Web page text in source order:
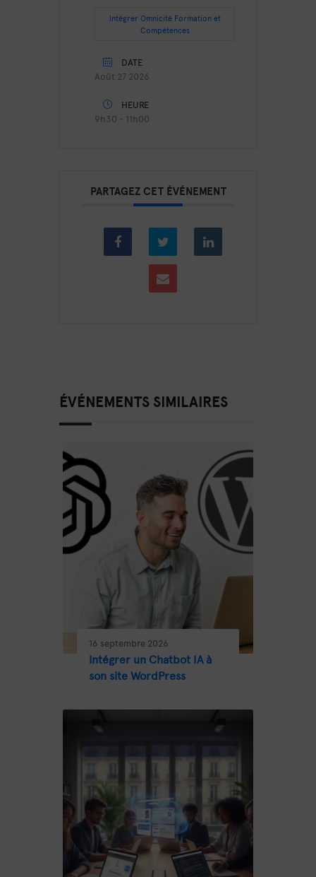
Intégrer Omnicité Formation et
Compétences
DATE
Août 27 2026
HEURE
9h30 - 11h00
PARTAGEZ CET ÉVÉNEMENT
ÉVÉNEMENTS SIMILAIRES
16 septembre 2026
Intégrer un Chatbot IA à
son site WordPress